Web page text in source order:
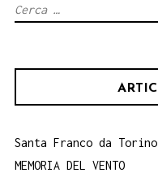
Ricerca
Santa Franco da Torino
MEMORIA DEL VENTO